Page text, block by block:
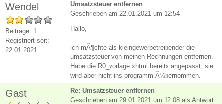
Wendel
Beiträge: 1
Registriert seit:
22.01.2021
Umsatzsteuer entfernen
Geschrieben am 22.01.2021 um 12:54
Hallo,
ich mÃ¶chte als kleingewerbetreibender die
umsatzsteuer von meinen Rechnungen entfernen.
Habe die R0_vorlage.xhtml bereits angepasst, sie
wird aber nicht ins programm Ã¼bernommen.
Gast
Re: Umsatzsteuer entfernen
Geschrieben am 29.01.2021 um 12:08 als Antwort